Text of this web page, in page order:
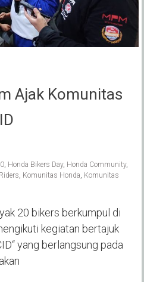
Ajak Komunitas
, Honda Bikers Day, Honda Community,
, Komunitas Honda, Komunitas
20 bikers berkumpul di
kegiatan bertajuk
yang berlangsung pada